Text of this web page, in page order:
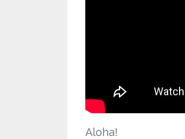
Aloha!